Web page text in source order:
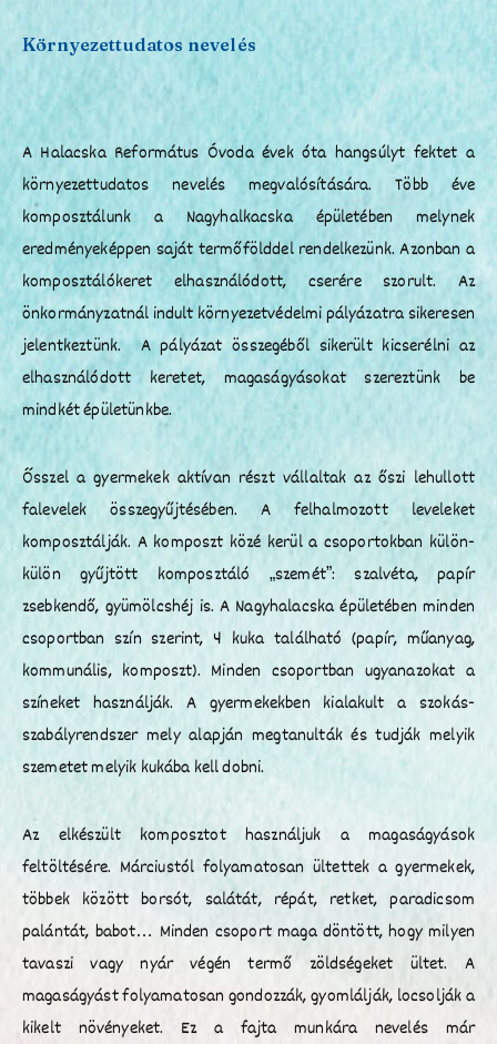
Környezettudatos nevelés
A Halacska Református Óvoda évek óta hangsúlyt fektet a
környezettudatos nevelés megvalósítására. Több éve
komposztálunk a Nagyhalkacska épületében melynek
eredményeképpen saját termőfölddel rendelkezünk. Azonban a
komposztálókeret elhasználódott, cserére szorult. Az
önkormányzatnál indult környezetvédelmi pályázatra sikeresen
jelentkeztünk. A pályázat összegéből sikerült kicserélni az
elhasználódott keretet, magaságyásokat szereztünk be
mindkét épületünkbe.
Ősszel a gyermekek aktívan részt vállaltak az őszi lehullott
falevelek összegyűjtésében. A felhalmozott leveleket
komposztálják. A komposzt közé kerül a csoportokban külön-
külön gyűjtött komposztáló „szemét”: szalvéta, papír
zsebkendő, gyümölcshéj is. A Nagyhalacska épületében minden
csoportban szín szerint, 4 kuka található (papír, műanyag,
kommunális, komposzt). Minden csoportban ugyanazokat a
színeket használják. A gyermekekben kialakult a szokás-
szabályrendszer mely alapján megtanulták és tudják melyik
szemetet melyik kukába kell dobni.
Az elkészült komposztot használjuk a magaságyások
feltöltésére. Márciustól folyamatosan ültettek a gyermekek,
többek között borsót, salátát, répát, retket, paradicsom
palántát, babot… Minden csoport maga döntött, hogy milyen
tavaszi vagy nyár végén termő zöldségeket ültet. A
magaságyást folyamatosan gondozzák, gyomlálják, locsolják a
kikelt növényeket. Ez a fajta munkára nevelés már